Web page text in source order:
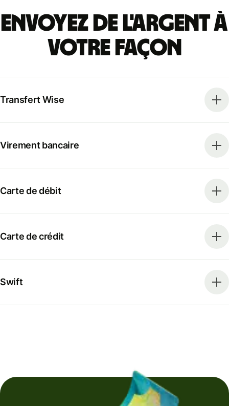
Envoyez de l'argent à
votre façon
Transfert Wise
Virement bancaire
Carte de débit
Carte de crédit
Swift